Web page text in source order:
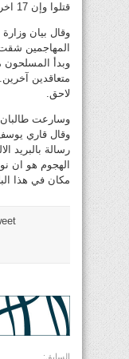
قتلوا وإن 17 اخرين اصيبوا بجروح.
وقال بيان
المهاجمين شقت
وبدأ المسلحون
متعاقدين
لاحق.
وسارعت طالبان
وقال قاري
رسالة بالبريد
الهجوم هو ان
مكان في هذا
السابق: